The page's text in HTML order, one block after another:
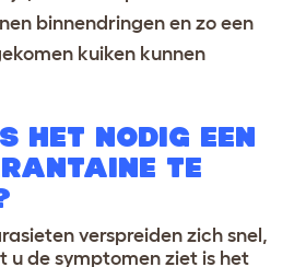
binnendringen en zo een
kuiken kunnen
HET NODIG EEN
TE
verspreiden zich snel,
u de symptomen ziet is het